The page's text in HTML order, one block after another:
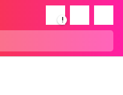
!